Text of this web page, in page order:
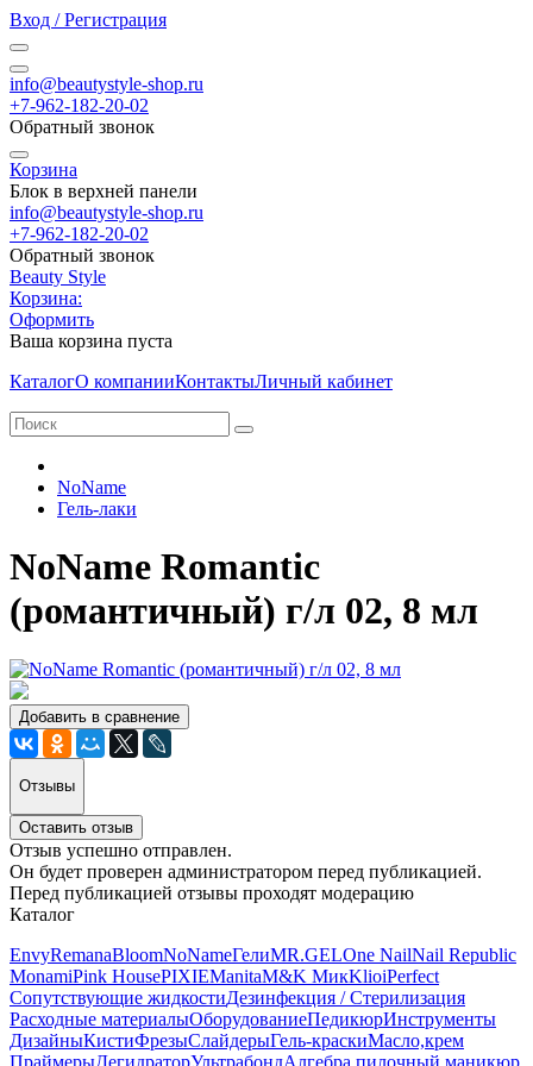
Вход / Регистрация
info@beautystyle-shop.ru
+7-962-182-20-02
Обратный звонок
Корзина
Блок в верхней панели
info@beautystyle-shop.ru
+7-962-182-20-02
Обратный звонок
Beauty Style
Корзина:
Оформить
Ваша корзина пуста
КаталогО компанииКонтактыЛичный кабинет
NoName
Гель-лаки
NoName Romantic
(романтичный) г/л 02, 8 мл
Добавить в сравнение
Отзывы
Оставить отзыв
Отзыв успешно отправлен.
Он будет проверен администратором перед публикацией.
Перед публикацией отзывы проходят модерацию
Каталог
EnvyRemanaBloomNoNameГелиMR.GELOne NailNail Republic
MonamiPink HousePIXIEManitaM&K МикKlioiPerfect
Сопутствующие жидкостиДезинфекция / Стерилизация
Расходные материалыОборудованиеПедикюрИнструменты
ДизайныКистиФрезыСлайдерыГель-краскиМасло,крем
ПраймерыДегидраторУльтрабондАлгебра пилочный маникюр